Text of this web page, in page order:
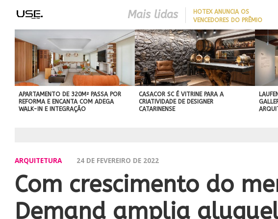
Mais lidas
HOTEX ANUNCIA OS
VENCEDORES DO PRÊMIO
MAIORES NOMES DA
HOTELARIA 2026
APARTAMENTO DE 320M² PASSA POR
REFORMA E ENCANTA COM ADEGA
WALK-IN E INTEGRAÇÃO
CASACOR SC É VITRINE PARA A
CRIATIVIDADE DE DESIGNER
CATARINENSE
ARQUITETURA 24 DE FEVEREIRO DE 2022
Com crescimento do
Demand amplia